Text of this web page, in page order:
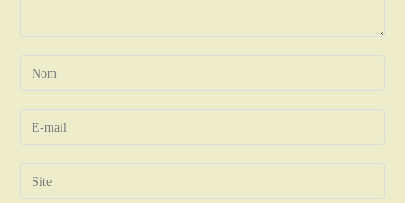
Enter
Enter
address
Saisir